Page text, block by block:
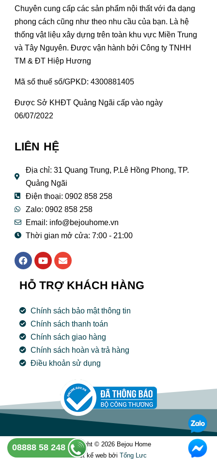
Chuyên cung cấp các sản phẩm nội thất với đa dạng
phong cách cũng như theo nhu cầu của bạn. Là hệ
thống vật liệu xây dựng trên toàn khu vực Miền Trung
và Tây Nguyên. Được vận hành bởi Công ty TNHH
TM & ĐT Hiệp Hương
Mã số thuế số/GPKD: 4300881405
Được Sở KHĐT Quảng Ngãi cấp vào ngày
06/07/2022
LIÊN HỆ
Địa chỉ: 31 Quang Trung, P.Lê Hồng Phong, TP.
Quảng Ngãi
Điện thoại: 0902 858 258
Zalo: 0902 858 258
Email: info@bejouhome.vn
Thời gian mở cửa: 7:00 - 21:00
F
a
e
b
o
k
Y
o
t
u
e
E
n
e
l
p
e
HỖ TRỢ KHÁCH HÀNG
Chính sách bảo mật thông tin
Chính sách thanh toán
Chính sách giao hàng
Chính sách hoàn và trả hàng
Điều khoản sử dụng
Copyright © 2026 Bejou Home
Thiết kế web bởi Tổng Lưc
08888 58 248